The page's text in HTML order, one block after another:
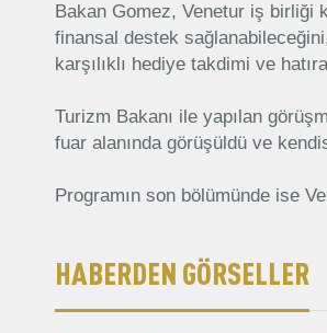
Bakan Gomez, Venetur iş birliği
finansal destek
karşılıklı hediye takdimi ve
Turizm Bakanı ile yapılan
fuar alanında görüşüldü ve
Programın son bölümünde ise
HABERDEN GÖRSELLER